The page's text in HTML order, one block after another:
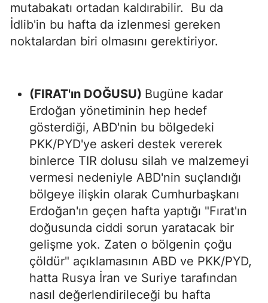
mutabakatı ortadan kaldırabilir. Bu da
İdlib'in bu hafta da izlenmesi gereken
noktalardan biri olmasını gerektiriyor.
(FIRAT'ın DOĞUSU) Bugüne kadar
Erdoğan yönetiminin hep hedef
gösterdiği, ABD'nin bu bölgedeki
PKK/PYD'ye askeri destek vererek
binlerce TIR dolusu silah ve malzemeyi
vermesi nedeniyle ABD'nin suçlandığı
bölgeye ilişkin olarak Cumhurbaşkanı
Erdoğan'ın geçen hafta yaptığı "Fırat'ın
doğusunda ciddi sorun yaratacak bir
gelişme yok. Zaten o bölgenin çoğu
çöldür" açıklamasının ABD ve PKK/PYD,
hatta Rusya İran ve Suriye tarafından
nasıl değerlendirileceği bu hafta